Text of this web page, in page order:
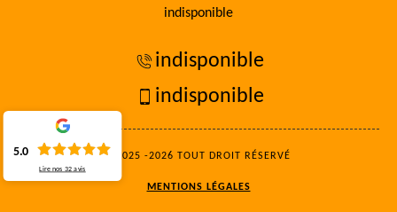
indisponible
indisponible
indisponible
©2025 -2026 TOUT DROIT RÉSERVÉ
MENTIONS LÉGALES
5.0
Lire nos32 avis